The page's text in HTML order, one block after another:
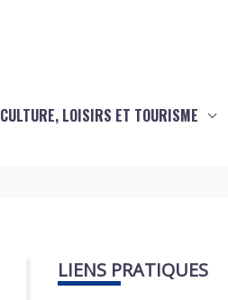
CULTURE, LOISIRS ET TOURISME
LIENS PRATIQUES